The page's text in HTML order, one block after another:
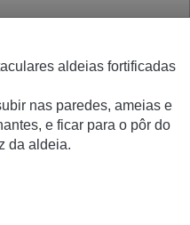
aldeias fortificadas
nas paredes, ameias e
e ficar para o pôr do
da aldeia.